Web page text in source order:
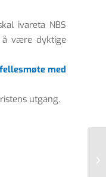
ivareta NBS
å være dyktige
med
utgang.